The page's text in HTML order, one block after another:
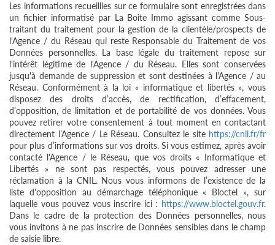
Les informations recueillies sur ce formulaire sont enregistrées dans
un fichier informatisé par La Boite Immo agissant comme Sous-
traitant du traitement pour la gestion de la clientèle/prospects de
l'Agence / du Réseau qui reste Responsable du Traitement de vos
Données personnelles. La base légale du traitement repose sur
l'intérêt légitime de l'Agence / du Réseau. Elles sont conservées
jusqu'à demande de suppression et sont destinées à l'Agence / au
Réseau. Conformément à la loi « informatique et libertés », vous
disposez des droits d’accès, de rectification, d’effacement,
d’opposition, de limitation et de portabilité de vos données. Vous
pouvez retirer votre consentement à tout moment en contactant
directement l’Agence / Le Réseau. Consultez le site https://cnil.fr/fr
pour plus d’informations sur vos droits. Si vous estimez, après avoir
contacté l'Agence / le Réseau, que vos droits « Informatique et
Libertés » ne sont pas respectés, vous pouvez adresser une
réclamation à la CNIL. Nous vous informons de l’existence de la
liste d'opposition au démarchage téléphonique « Bloctel », sur
laquelle vous pouvez vous inscrire ici : https://www.bloctel.gouv.fr.
Dans le cadre de la protection des Données personnelles, nous
vous invitons à ne pas inscrire de Données sensibles dans le champ
de saisie libre.